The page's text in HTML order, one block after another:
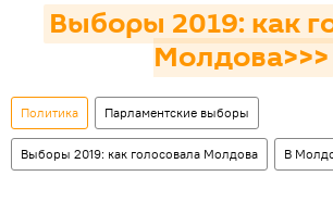
Выборы 2019: как
Молдова>>>
Политика Парламентские выборы
Выборы 2019: как голосовала Молдова В